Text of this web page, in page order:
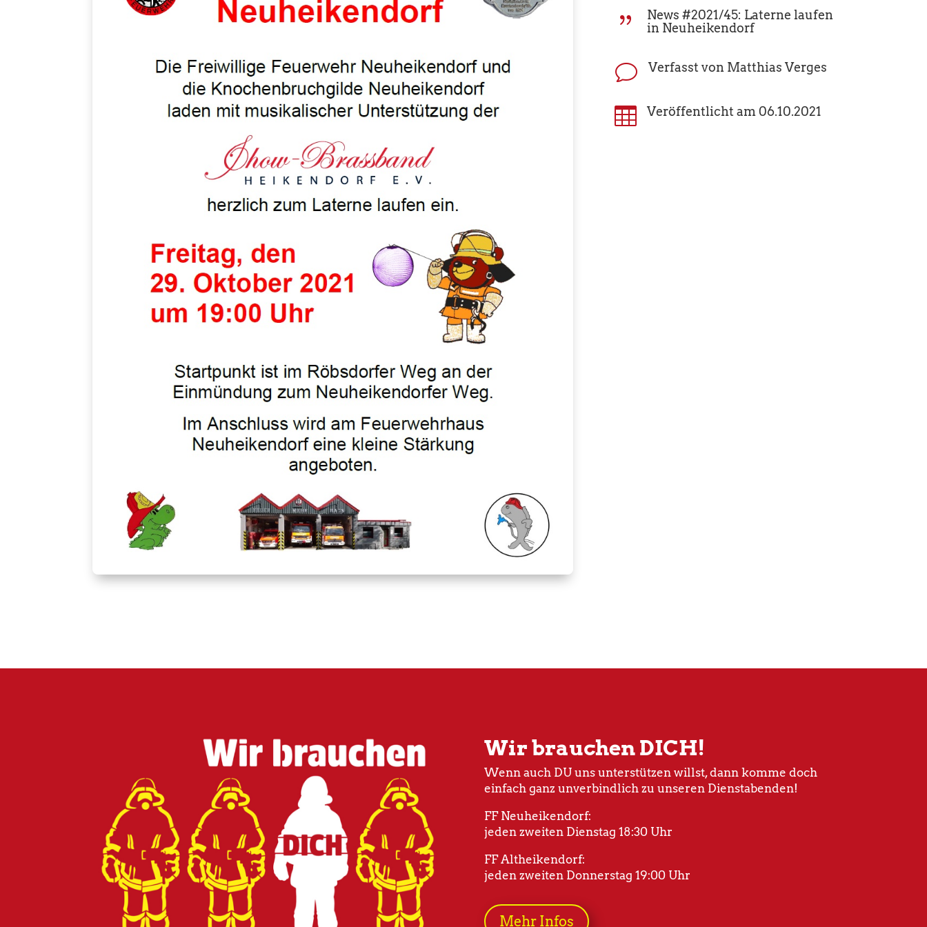
{
News #2021/45: Laterne laufen
in Neuheikendorf
v Verfasst von Matthias Verges
 Veröffentlicht am 06.10.2021
Wir brauchen DICH!
Wenn auch DU uns unterstützen willst, dann komme doch
einfach ganz unverbindlich zu unseren Dienstabenden!
FF Neuheikendorf:
jeden zweiten Dienstag 18:30 Uhr
FF Altheikendorf:
jeden zweiten Donnerstag 19:00 Uhr
Mehr Infos